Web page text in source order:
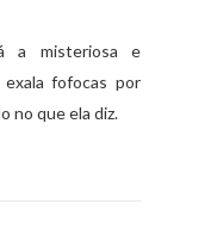
a misteriosa e
fofocas por
no que ela diz.